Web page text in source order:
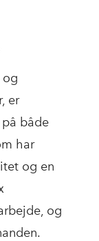
og
er
både
har
og en
og